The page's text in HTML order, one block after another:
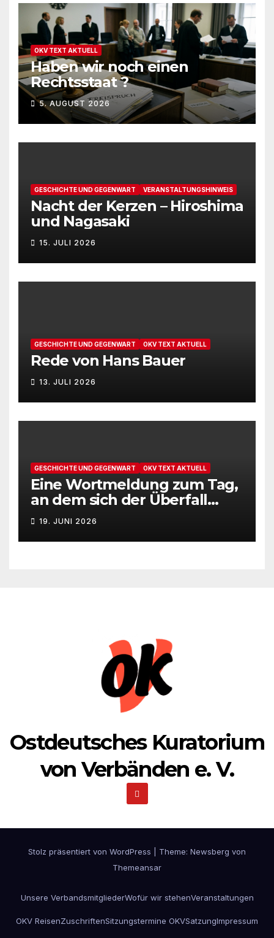
OKV TEXT AKTUELL
Haben wir noch einen
Rechtsstaat ?
5. AUGUST 2026
GESCHICHTE UND GEGENWART VERANSTALTUNGSHINWEIS
Nacht der Kerzen – Hiroshima
und Nagasaki
15. JULI 2026
GESCHICHTE UND GEGENWART OKV TEXT AKTUELL
Rede von Hans Bauer
13. JULI 2026
GESCHICHTE UND GEGENWART OKV TEXT AKTUELL
Eine Wortmeldung zum Tag,
an dem sich der Überfall
Deutschlands auf die UdSSR
1941 zum 85. Male jährt
19. JUNI 2026
Ostdeutsches Kuratorium
von Verbänden e. V.
Stolz präsentiert von WordPress Theme: Newsberg von
Themeansar
Unsere VerbandsmitgliederWofür wir stehenVeranstaltungen
OKV ReisenZuschriftenSitzungstermine OKVSatzungImpressum